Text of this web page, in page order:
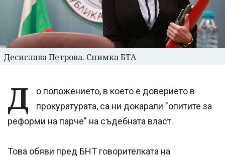
Десислава Петрова. Снимка БТА
Д
о положението, в което е доверието в
прокуратурата, са ни докарали "опитите за
реформи на парче" на съдебната власт.
Това обяви пред БНТ говорителката на